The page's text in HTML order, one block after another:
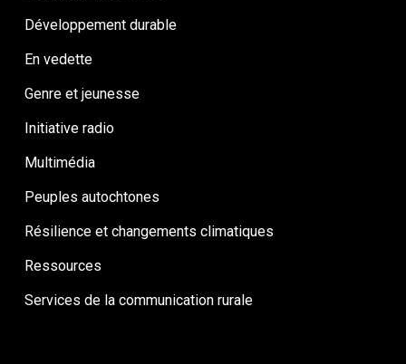
Développement durable
En vedette
Genre et jeunesse
Initiative radio
Multimédia
Peuples autochtones
Résilience et changements climatiques
Ressources
Services de la communication rurale